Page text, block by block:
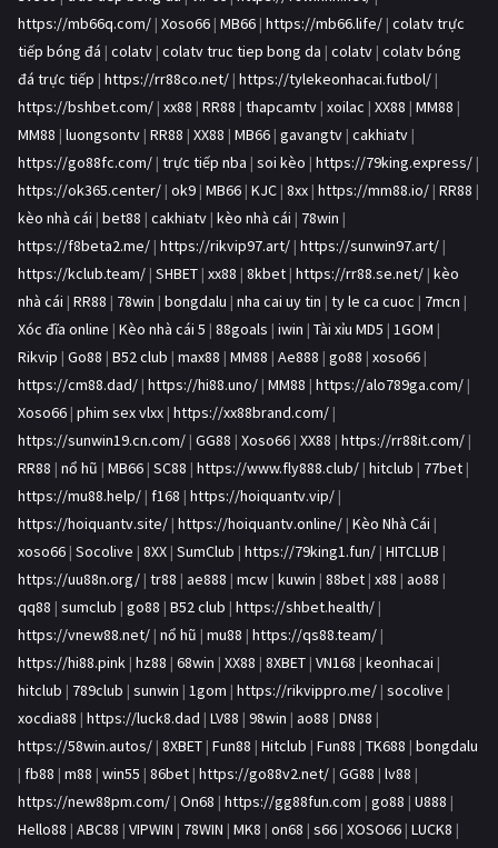
https://mb66q.com/ | Xoso66 | MB66 | https://mb66.life/ | colatv trực
tiếp bóng đá | colatv | colatv truc tiep bong da | colatv | colatv bóng
đá trực tiếp | https://rr88co.net/ | https://tylekeonhacai.futbol/ |
https://bshbet.com/ | xx88 | RR88 | thapcamtv | xoilac | XX88 | MM88 |
MM88 | luongsontv | RR88 | XX88 | MB66 | gavangtv | cakhiatv |
https://go88fc.com/ | trực tiếp nba | soi kèo | https://79king.express/ |
https://ok365.center/ | ok9 | MB66 | KJC | 8xx | https://mm88.io/ | RR88 |
kèo nhà cái | bet88 | cakhiatv | kèo nhà cái | 78win |
https://f8beta2.me/ | https://rikvip97.art/ | https://sunwin97.art/ |
https://kclub.team/ | SHBET | xx88 | 8kbet | https://rr88.se.net/ | kèo
nhà cái | RR88 | 78win | bongdalu | nha cai uy tin | ty le ca cuoc | 7mcn |
Xóc đĩa online | Kèo nhà cái 5 | 88goals | iwin | Tài xỉu MD5 | 1GOM |
Rikvip | Go88 | B52 club | max88 | MM88 | Ae888 | go88 | xoso66 |
https://cm88.dad/ | https://hi88.uno/ | MM88 | https://alo789ga.com/ |
Xoso66 | phim sex vlxx | https://xx88brand.com/ |
https://sunwin19.cn.com/ | GG88 | Xoso66 | XX88 | https://rr88it.com/ |
RR88 | nổ hũ | MB66 | SC88 | https://www.fly888.club/ | hitclub | 77bet |
https://mu88.help/ | f168 | https://hoiquantv.vip/ |
https://hoiquantv.site/ | https://hoiquantv.online/ | Kèo Nhà Cái |
xoso66 | Socolive | 8XX | SumClub | https://79king1.fun/ | HITCLUB |
https://uu88n.org/ | tr88 | ae888 | mcw | kuwin | 88bet | x88 | ao88 |
qq88 | sumclub | go88 | B52 club | https://shbet.health/ |
https://vnew88.net/ | nổ hũ | mu88 | https://qs88.team/ |
https://hi88.pink | hz88 | 68win | XX88 | 8XBET | VN168 | keonhacai |
hitclub | 789club | sunwin | 1gom | https://rikvippro.me/ | socolive |
xocdia88 | https://luck8.dad | LV88 | 98win | ao88 | DN88 |
https://58win.autos/ | 8XBET | Fun88 | Hitclub | Fun88 | TK688 | bongdalu
| fb88 | m88 | win55 | 86bet | https://go88v2.net/ | GG88 | lv88 |
https://new88pm.com/ | On68 | https://gg88fun.com | go88 | U888 |
Hello88 | ABC88 | VIPWIN | 78WIN | MK8 | on68 | s66 | XOSO66 | LUCK8 |